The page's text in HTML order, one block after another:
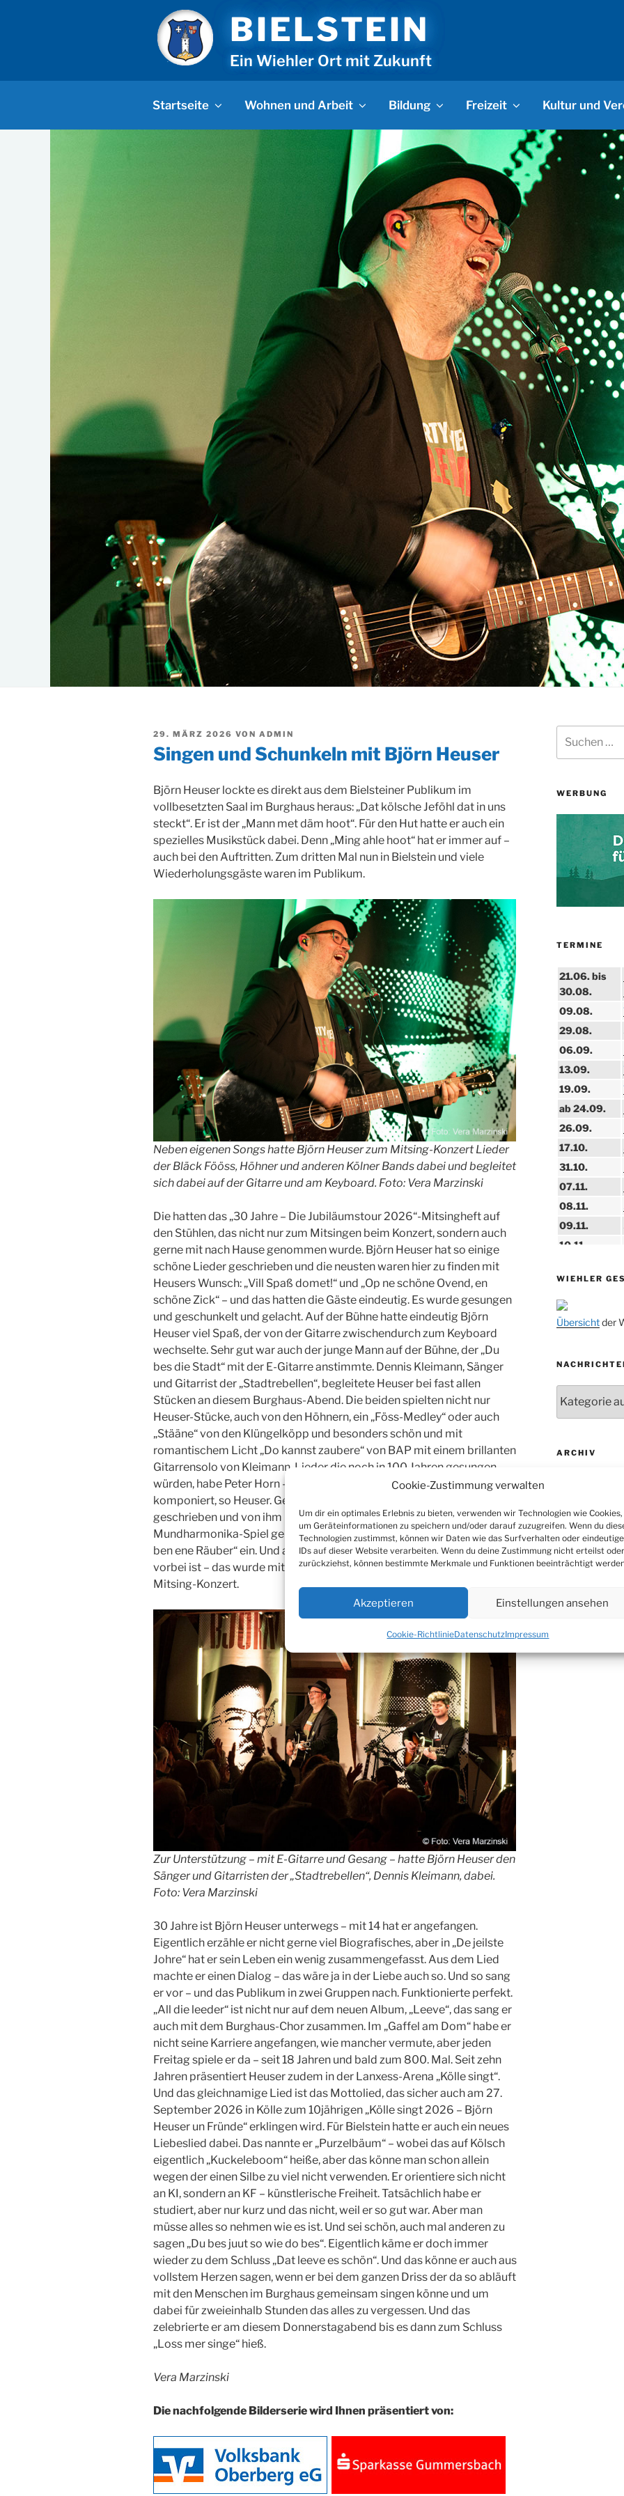
Cookie-Zustimmung verwalten
Um dir ein optimales Erlebnis zu bieten, verwenden wir Technologien wie Cookies,
um Geräteinformationen zu speichern und/oder darauf zuzugreifen. Wenn du
Technologien zustimmst, können wir Daten wie das Surfverhalten oder eindeutige
IDs auf dieser Website verarbeiten. Wenn du deine Zustimmung nicht erteilst oder
zurückziehst, können bestimmte Merkmale und Funktionen beeinträchtigt
Akzeptieren Einstellungen ansehen
Cookie-RichtlinieDatenschutzImpressum
BIELSTEIN
Ein Wiehler Ort mit Zukunft
Startseite Wohnen und Arbeit Bildung Freizeit Kultur und
VERÖFFENTLICHT
29. MÄRZ 2026 VON ADMIN
Singen und Schunkeln mit Björn Heuser
Björn Heuser lockte es direkt aus dem Bielsteiner Publikum im
vollbesetzten Saal im Burghaus heraus: „Dat kölsche Jeföhl dat in uns
steckt“. Er ist der „Mann met däm hoot“. Für den Hut hatte er auch ein
spezielles Musikstück dabei. Denn „Ming ahle hoot“ hat er immer auf –
auch bei den Auftritten. Zum dritten Mal nun in Bielstein und viele
Wiederholungsgäste waren im Publikum.
Neben eigenen Songs hatte Björn Heuser zum Mitsing-Konzert Lieder
der Bläck Fööss, Höhner und anderen Kölner Bands dabei und begleitet
sich dabei auf der Gitarre und am Keyboard. Foto: Vera Marzinski
Die hatten das „30 Jahre – Die Jubiläumstour 2026“-Mitsingheft auf
den Stühlen, das nicht nur zum Mitsingen beim Konzert, sondern auch
gerne mit nach Hause genommen wurde. Björn Heuser hat so einige
schöne Lieder geschrieben und die neusten waren hier zu finden mit
Heusers Wunsch: „Vill Spaß domet!“ und „Op ne schöne Ovend, en
schöne Zick“ – und das hatten die Gäste eindeutig. Es wurde gesungen
und geschunkelt und gelacht. Auf der Bühne hatte eindeutig Björn
Heuser viel Spaß, der von der Gitarre zwischendurch zum Keyboard
wechselte. Sehr gut war auch der junge Mann auf der Bühne, der „Du
bes die Stadt“ mit der E-Gitarre anstimmte. Dennis Kleimann, Sänger
und Gitarrist der „Stadtrebellen“, begleitete Heuser bei fast allen
Stücken an diesem Burghaus-Abend. Die beiden spielten nicht nur
Heuser-Stücke, auch von den Höhnern, ein „Föss-Medley“ oder auch
„Stääne“ von den Klüngelköpp und besonders schön und mit
romantischem Licht „Do kannst zaubere“ von BAP mit einem brillanten
Gitarrensolo von Kleimann. Lieder die noch in 100 Jahren gesungen
würden, habe Peter Horn – der erste Sänger der Höhner (1977-1987) –
komponiert, so Heuser. Gemeinsam haben er mit Horn auch Lieder
geschrieben und von ihm habe er das „trekke, blose, trekke“ für das
Mundharmonika-Spiel gelernt. Das setzte er dann gleich mal bei „Ich
ben ene Räuber“ ein. Und auch wenn Karneval schon über einen Monat
vorbei ist – das wurde mit viel Inbrunst mitgesungen. Es war ja auch ein
Mitsing-Konzert.
Zur Unterstützung – mit E-Gitarre und Gesang – hatte Björn Heuser den
Sänger und Gitarristen der „Stadtrebellen“, Dennis Kleimann, dabei.
Foto: Vera Marzinski
30 Jahre ist Björn Heuser unterwegs – mit 14 hat er angefangen.
Eigentlich erzähle er nicht gerne viel Biografisches, aber in „De jeilste
Johre“ hat er sein Leben ein wenig zusammengefasst. Aus dem Lied
machte er einen Dialog – das wäre ja in der Liebe auch so. Und so sang
er vor – und das Publikum in zwei Gruppen nach. Funktionierte perfekt.
„All die leeder“ ist nicht nur auf dem neuen Album, „Leeve“, das sang er
auch mit dem Burghaus-Chor zusammen. Im „Gaffel am Dom“ habe er
nicht seine Karriere angefangen, wie mancher vermute, aber jeden
Freitag spiele er da – seit 18 Jahren und bald zum 800. Mal. Seit zehn
Jahren präsentiert Heuser zudem in der Lanxess-Arena „Kölle singt“.
Und das gleichnamige Lied ist das Mottolied, das sicher auch am 27.
September 2026 in Kölle zum 10jährigen „Kölle singt 2026 – Björn
Heuser un Fründe“ erklingen wird. Für Bielstein hatte er auch ein neues
Liebeslied dabei. Das nannte er „Purzelbäum“ – wobei das auf Kölsch
eigentlich „Kuckeleboom“ heiße, aber das könne man schon allein
wegen der einen Silbe zu viel nicht verwenden. Er orientiere sich nicht
an KI, sondern an KF – künstlerische Freiheit. Tatsächlich habe er
studiert, aber nur kurz und das nicht, weil er so gut war. Aber man
müsse alles so nehmen wie es ist. Und sei schön, auch mal anderen zu
sagen „Du bes juut so wie do bes“. Eigentlich käme er doch immer
wieder zu dem Schluss „Dat leeve es schön“. Und das könne er auch aus
vollstem Herzen sagen, wenn er bei dem ganzen Driss der da so abläuft
mit den Menschen im Burghaus gemeinsam singen könne und um
dabei für zweieinhalb Stunden das alles zu vergessen. Und das
zelebrierte er am diesem Donnerstagabend bis es dann zum Schluss
„Loss mer singe“ hieß.
Vera Marzinski
Die nachfolgende Bilderserie wird Ihnen präsentiert von:
nach:
WERBUNG
TERMINE
21.06. bis
30.08.
09.08.
29.08.
06.09.
13.09.
19.09.
ab 24.09.
26.09.
17.10.
31.10.
07.11.
08.11.
09.11.
10.11.
14.11.
15.11.
15.11.
29.11.
24.09. bis
WIEHLER
Übersichtder
ARCHIV
SOZIALE